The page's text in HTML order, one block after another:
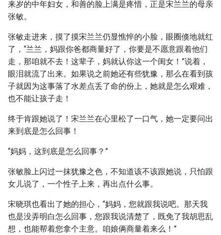
来岁的中年妇女，和善的脸上满是疼惜，正是宋兰兰的母亲
张敏。
张敏走进来，摸了摸宋兰兰仍显憔悴的小脸，眼圈倏地就红
了，“兰兰，妈跟你爸都商量好了，你要是不愿意跟着他们
走，那咱就不去！这辈子，妈就认你这一个闺女！”说着，
眼泪就流了出来。如果说之前她还有些犹豫，那么在看到孩
子就因为这事落了水差点丢了命的份上，她就是怎么艰难，
也不能让孩子走！
终于肯跟她说了！宋兰兰在心里松了一口气，她一定要问出
来到底是怎么回事！
“妈妈，这到底是怎么回事？”
张敏脸上闪过一抹犹豫之色，不知道该不该跟她说，只怕跟
女儿说了，一个性子上来，再出点什么事。
宋晓琪也看出了她的担心，“妈妈，您就跟我说吧。那天我
也是没弄明白怎么回事，您跟我说清楚了，既免了我胡思乱
想，也能帮着您拿个主意。咱娘俩商量着来么！”